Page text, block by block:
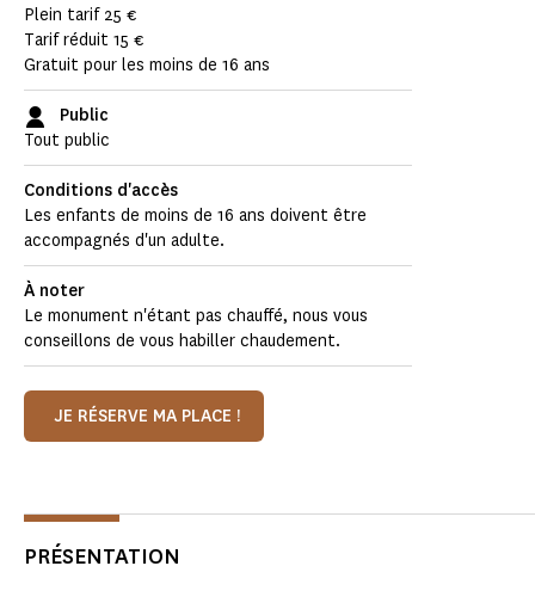
Plein tarif 25 €
Tarif réduit 15 €
Gratuit pour les moins de 16 ans
Public
Tout public
Conditions d'accès
Les enfants de moins de 16 ans doivent être
accompagnés d'un adulte.
À noter
Le monument n'étant pas chauffé, nous vous
conseillons de vous habiller chaudement.
JE RÉSERVE MA PLACE !
PRÉSENTATION